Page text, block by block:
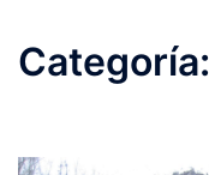
Categoría: